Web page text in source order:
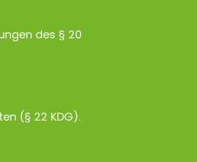
des § 20
(§ 22 KDG).